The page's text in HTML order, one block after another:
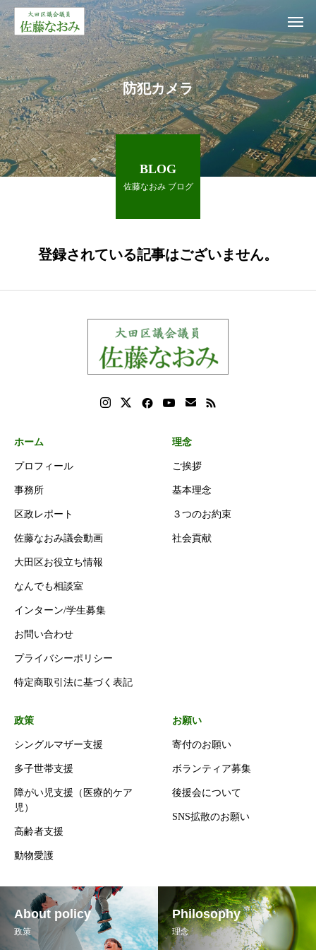
防犯カメラ
BLOG
佐藤なおみ ブログ
登録されている記事はございません。
ホーム
プロフィール
事務所
区政レポート
佐藤なおみ議会動画
大田区お役立ち情報
なんでも相談室
インターン/学生募集
お問い合わせ
プライバシーポリシー
特定商取引法に基づく表記
理念
ご挨拶
基本理念
３つのお約束
社会貢献
政策
シングルマザー支援
多子世帯支援
障がい児支援（医療的ケア
児）
高齢者支援
動物愛護
お願い
寄付のお願い
ボランティア募集
後援会について
SNS拡散のお願い
About policy
政策
Philosophy
理念